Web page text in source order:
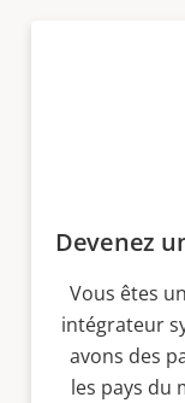
Devenez
Vous êtes
intégrateur
avons des
les pays du